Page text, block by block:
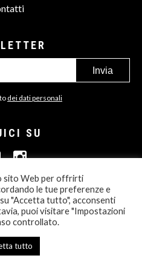
dei dati personali
SU
RESERVED
sito Web per offrirti
le tue preferenze e
"Accetta tutto", acconsenti
puoi visitare "Impostazioni
controllato.
tutto